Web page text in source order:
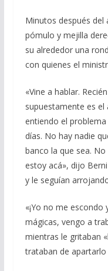
Minutos después del
pómulo y mejilla
su alrededor una
con quienes el
«Vine a hablar.
supuestamente es
entiendo el
días. No hay nadie
banco la que sea.
estoy acá», dijo
y le seguían
«¡Yo no me
mágicas, vengo a
mientras le gritaban
trataban de